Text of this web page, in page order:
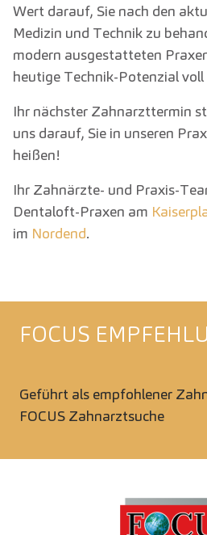
Wert darauf, Sie nach den
Medizin und Technik zu
modern ausgestatteten
heutige Technik-Potenzial voll
Ihr nächster Zahnarzttermin
uns darauf, Sie in unseren
heißen!
Ihr Zahnärzte- und Praxis-
Dentaloft-Praxen am
im Nordend.
FOCUS
Geführt als empfohlener
FOCUS Zahnarztsuche